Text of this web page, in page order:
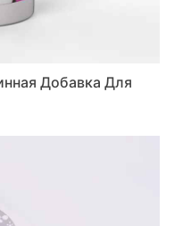
Добавка Для